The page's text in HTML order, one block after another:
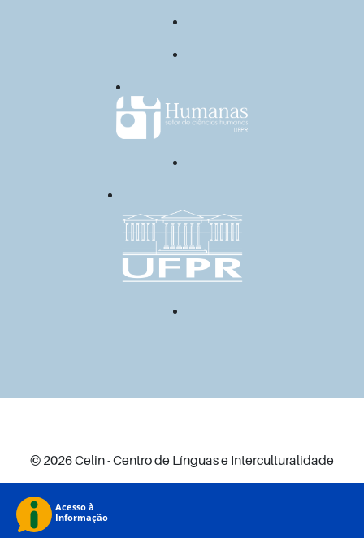
© 2026 Celin - Centro de Línguas e Interculturalidade